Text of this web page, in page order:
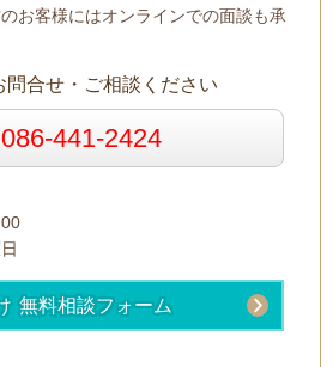
お客様にはオンラインでの面談も承
問合せ・ご相談ください
086-441-2424
無料相談フォーム